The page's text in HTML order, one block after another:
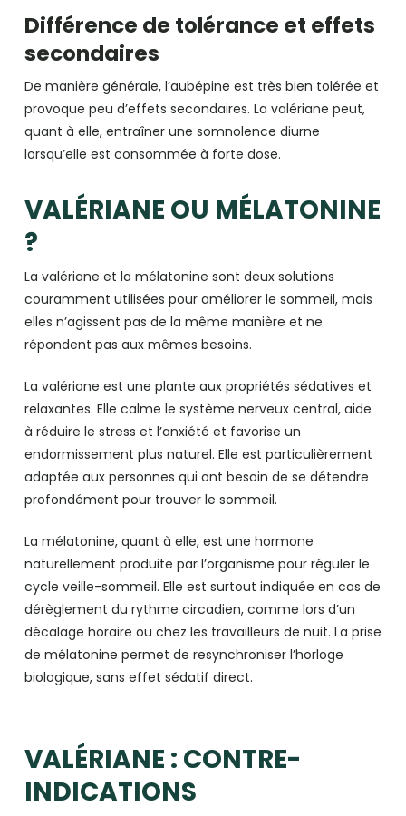
Différence de tolérance et effets
secondaires
De manière générale, l’aubépine est très bien tolérée et
provoque peu d’effets secondaires. La valériane peut,
quant à elle, entraîner une somnolence diurne
lorsqu’elle est consommée à forte dose.
VALÉRIANE OU MÉLATONINE
?
La valériane et la mélatonine sont deux solutions
couramment utilisées pour améliorer le sommeil, mais
elles n’agissent pas de la même manière et ne
répondent pas aux mêmes besoins.
La valériane est une plante aux propriétés sédatives et
relaxantes. Elle calme le système nerveux central, aide
à réduire le stress et l’anxiété et favorise un
endormissement plus naturel. Elle est particulièrement
adaptée aux personnes qui ont besoin de se détendre
profondément pour trouver le sommeil.
La mélatonine, quant à elle, est une hormone
naturellement produite par l’organisme pour réguler le
cycle veille-sommeil. Elle est surtout indiquée en cas de
dérèglement du rythme circadien, comme lors d’un
décalage horaire ou chez les travailleurs de nuit. La prise
de mélatonine permet de resynchroniser l’horloge
biologique, sans effet sédatif direct.
VALÉRIANE : CONTRE-
INDICATIONS